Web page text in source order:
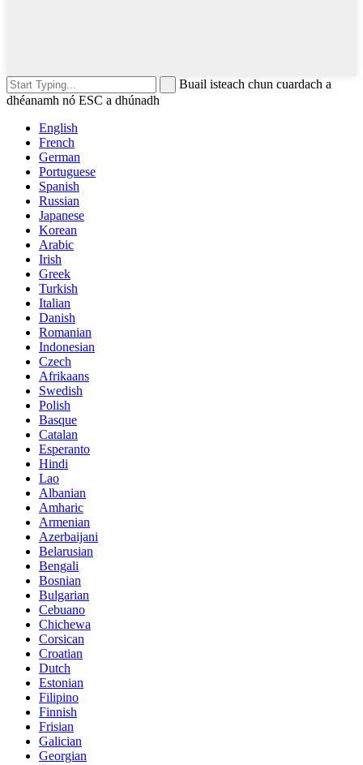
Buail isteach chun cuardach a
dhéanamh nó ESC a dhúnadh
English
French
German
Portuguese
Spanish
Russian
Japanese
Korean
Arabic
Irish
Greek
Turkish
Italian
Danish
Romanian
Indonesian
Czech
Afrikaans
Swedish
Polish
Basque
Catalan
Esperanto
Hindi
Lao
Albanian
Amharic
Armenian
Azerbaijani
Belarusian
Bengali
Bosnian
Bulgarian
Cebuano
Chichewa
Corsican
Croatian
Dutch
Estonian
Filipino
Finnish
Frisian
Galician
Georgian